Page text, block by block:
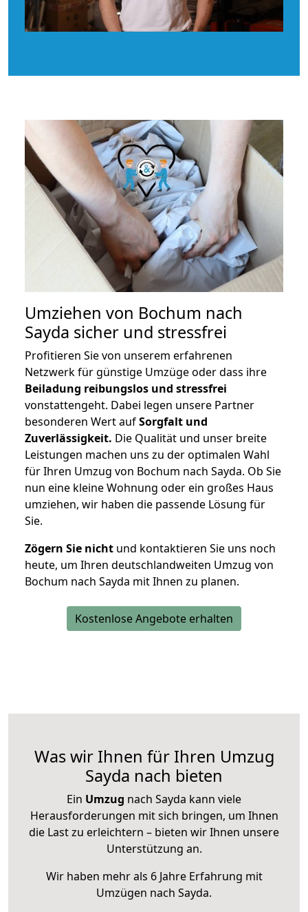
Umziehen von Bochum nach
Sayda sicher und stressfrei
Profitieren Sie von unserem erfahrenen
Netzwerk für günstige Umzüge oder dass ihre
Beiladung reibungslos und stressfrei
vonstattengeht. Dabei legen unsere Partner
besonderen Wert aufSorgfalt und
Zuverlässigkeit. Die Qualität und unser breite
Leistungen machen uns zu der optimalen Wahl
für Ihren Umzug von Bochum nach Sayda. Ob Sie
nun eine kleine Wohnung oder ein großes Haus
umziehen, wir haben die passende Lösung für
Sie.
Zögern Sie nicht und kontaktieren Sie uns noch
heute, um Ihren deutschlandweiten Umzug von
Bochum nach Sayda mit Ihnen zu planen.
Kostenlose Angebote erhalten
Was wir Ihnen für Ihren Umzug
Sayda nach bieten
Ein Umzug nach Sayda kann viele
Herausforderungen mit sich bringen, um Ihnen
die Last zu erleichtern – bieten wir Ihnen unsere
Unterstützung an.
Wir haben mehr als 6 Jahre Erfahrung mit
Umzügen nach Sayda.